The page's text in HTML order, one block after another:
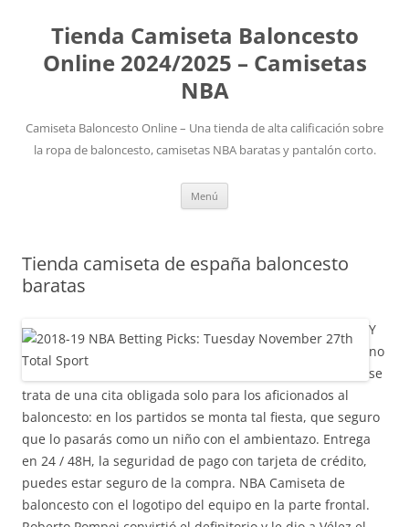
Tienda Camiseta Baloncesto
Online 2024/2025 – Camisetas
NBA
Camiseta Baloncesto Online – Una tienda de alta calificación sobre
la ropa de baloncesto, camisetas NBA baratas y pantalón corto.
Menú
Tienda camiseta de españa baloncesto
baratas
Y
no
se
trata de una cita obligada solo para los aficionados al
baloncesto: en los partidos se monta tal fiesta, que seguro
que lo pasarás como un niño con el ambientazo. Entrega
en 24 / 48H, la seguridad de pago con tarjeta de crédito,
puedes estar seguro de la compra. NBA Camiseta de
baloncesto con el logotipo del equipo en la parte frontal.